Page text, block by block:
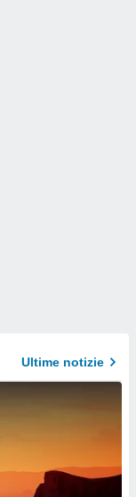
Ultime notizie